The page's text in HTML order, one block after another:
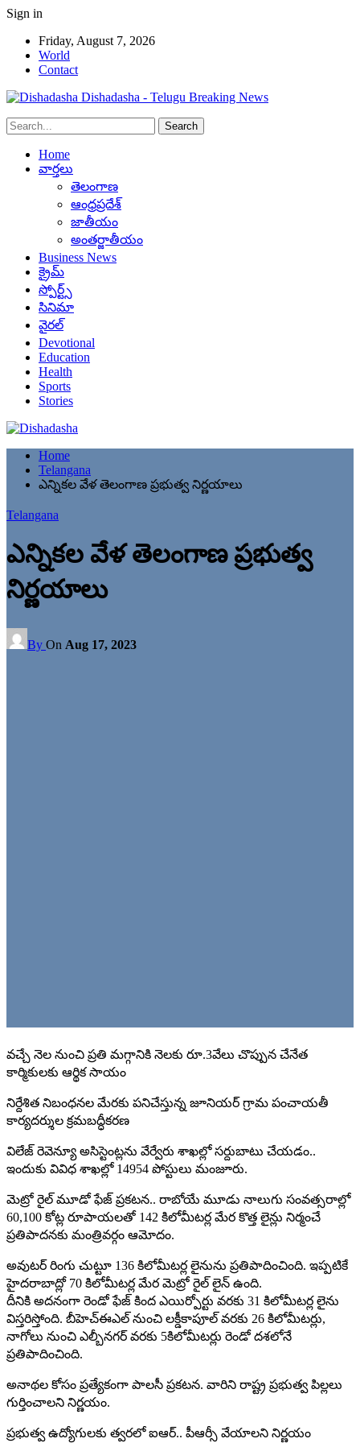
Sign in
Friday, August 7, 2026
World
Contact
Dishadasha - Telugu Breaking News
Home
వార్తలు
తెలంగాణ
ఆంధ్రప్రదేశ్
జాతీయం
అంతర్జాతీయం
Business News
క్రైమ్
స్పోర్ట్స్
సినిమా
వైరల్
Devotional
Education
Health
Sports
Stories
Home
Telangana
ఎన్నికల వేళ తెలంగాణ ప్రభుత్వ నిర్ణయాలు
Telangana
ఎన్నికల వేళ తెలంగాణ ప్రభుత్వ
నిర్ణయాలు
By On Aug 17, 2023
వచ్చే నెల నుంచి ప్రతి మగ్గానికి నెలకు రూ.3వేలు చొప్పున చేనేత
కార్మికులకు ఆర్థిక సాయం
నిర్దేశిత నిబంధనల మేరకు పనిచేస్తున్న జూనియర్ గ్రామ పంచాయతీ
కార్యదర్శుల క్రమబద్ధీకరణ
విలేజ్ రెవెన్యూ అసిస్టెంట్లను వేర్వేరు శాఖల్లో సర్దుబాటు చేయడం..
ఇందుకు వివిధ శాఖల్లో 14954 పోస్టులు మంజూరు.
మెట్రో రైల్ మూడో ఫేజ్ ప్రకటన.. రాబోయే మూడు నాలుగు సంవత్సరాల్లో
60,100 కోట్ల రూపాయలతో 142 కిలోమీటర్ల మేర కొత్త లైన్లు నిర్మంచే
ప్రతిపాదనకు మంత్రివర్గం ఆమోదం.
అవుటర్ రింగు చుట్టూ 136 కిలోమీటర్ల లైనును ప్రతిపాదించింది. ఇప్పటికే
హైదరాబాద్లో 70 కిలోమీటర్ల మేర మెట్రో రైల్ లైన్ ఉంది.
దీనికి అదనంగా రెండో ఫేజ్ కింద ఎయిర్పోర్టు వరకు 31 కిలోమీటర్ల లైను
విస్తరిస్తోంది. బీహెచ్ఈఎల్ నుంచి లక్డీకాపూల్ వరకు 26 కిలోమీటర్లు,
నాగోలు నుంచి ఎల్బీనగర్ వరకు 5కిలోమీటర్లు రెండో దశలోనే
ప్రతిపాదించింది.
అనాథల కోసం ప్రత్యేకంగా పాలసీ ప్రకటన. వారిని రాష్ట్ర ప్రభుత్వ పిల్లలు
గుర్తించాలని నిర్ణయం.
ప్రభుత్వ ఉద్యోగులకు త్వరలో ఐఆర్.. పీఆర్సీ వేయాలని నిర్ణయం